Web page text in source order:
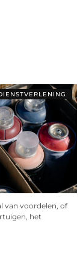
van voordelen, of
het